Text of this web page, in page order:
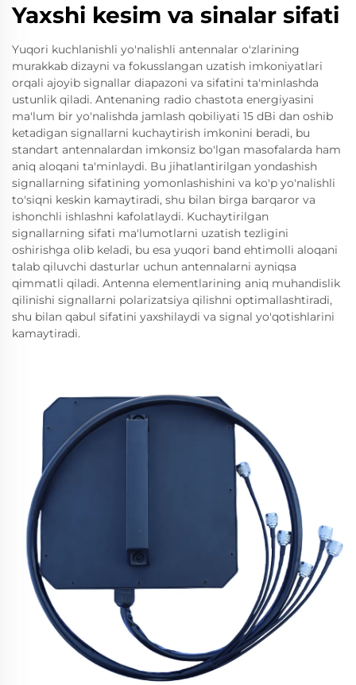
Yaxshi kesim va sinalar sifati
Yuqori kuchlanishli yo'nalishli antennalar o'zlarining
murakkab dizayni va fokusslangan uzatish imkoniyatlari
orqali ajoyib signallar diapazoni va sifatini ta'minlashda
ustunlik qiladi. Antenaning radio chastota energiyasini
ma'lum bir yo'nalishda jamlash qobiliyati 15 dBi dan oshib
ketadigan signallarni kuchaytirish imkonini beradi, bu
standart antennalardan imkonsiz bo'lgan masofalarda ham
aniq aloqani ta'minlaydi. Bu jihatlantirilgan yondashish
signallarning sifatining yomonlashishini va ko'p yo'nalishli
to'siqni keskin kamaytiradi, shu bilan birga barqaror va
ishonchli ishlashni kafolatlaydi. Kuchaytirilgan
signallarning sifati ma'lumotlarni uzatish tezligini
oshirishga olib keladi, bu esa yuqori band ehtimolli aloqani
talab qiluvchi dasturlar uchun antennalarni ayniqsa
qimmatli qiladi. Antenna elementlarining aniq muhandislik
qilinishi signallarni polarizatsiya qilishni optimallashtiradi,
shu bilan qabul sifatini yaxshilaydi va signal yo'qotishlarini
kamaytiradi.